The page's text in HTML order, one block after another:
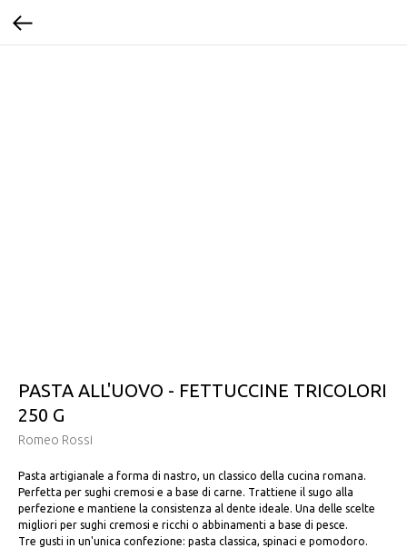
PASTA ALL'UOVO - FETTUCCINE TRICOLORI
250 G
Romeo Rossi
Pasta artigianale a forma di nastro, un classico della cucina romana.
Perfetta per sughi cremosi e a base di carne. Trattiene il sugo alla
perfezione e mantiene la consistenza al dente ideale. Una delle scelte
migliori per sughi cremosi e ricchi o abbinamenti a base di pesce.
Tre gusti in un'unica confezione: pasta classica, spinaci e pomodoro.